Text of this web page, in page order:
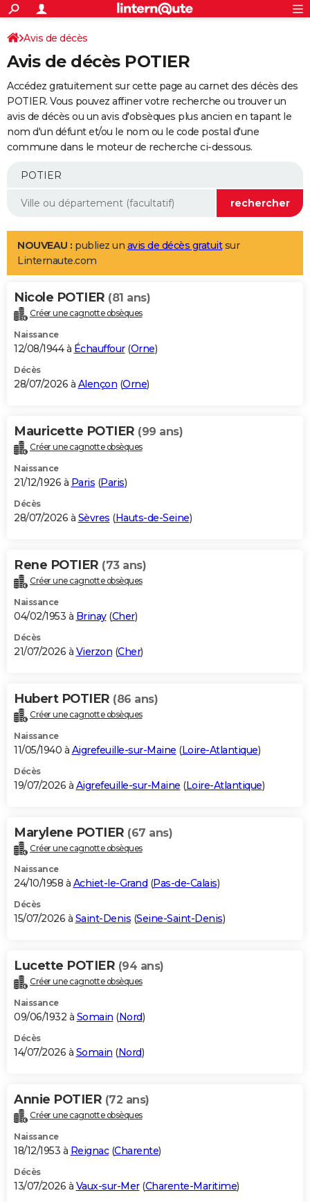
ACTUALITÉS
Politique
Société
Faits Divers
Education
Monde
Villes
+
SPORT
Coupe du monde 2026
Football
Tennis
Cyclisme
Rugby
Forum
Programme TV
TNT
Streaming
Cinéma
Sorties cinéma
Musique
+
FINANCE
Retraite
Epargne
Immobilier
Risques naturels par ville
Banque
Assurance
AUTO
Essais
Réserver un essai
Citadines
Berlines
SUV
Forum auto
+
Mobiles
Meilleur smartphone
Internet
Ordinateurs
Jeux vidéo
Guide high-tech
Aménagement intérieur
LIFESTYLE
Art de vivre
Bien-être
Loisirs
Mode
Modes de vie
Alimentation
Guide de la santé
Maladies
Médicaments
Sommeil
VOYAGE
Destinations
City break
Voyage nature
Voyage de noces
Forum
Climat
+PHOTO
GUIDES D'ACHAT
BONS PLANS
Carte de Noël
Carte Bonne année
Carte Saint-Valentin
Carte Pâques
Carte d'anniversaire
DICTIONNAIRE
Dictionnaire
Biographies
Citations
Expressions
Proverbes
PROGRAMME TV
S'inscrire
Se connecter
Lycées
Collèges
Primaires
Universités
Entreprises
Service militaire
Avis de recherche
AVIS DE DÉCÈS
Bricolage
Lifestyle
Culture
Sport
Auto
Television
Voyage
Cinema
Avis de décès
Avis de décès POTIER
Accédez gratuitement sur cette page au carnet des décès des
POTIER. Vous pouvez affiner votre recherche ou trouver un
avis de décès ou un avis d'obsèques plus ancien en tapant le
nom d'un défunt et/ou le nom ou le code postal d'une
commune dans le moteur de recherche ci-dessous.
NOUVEAU : publiez un avis de décès gratuitsur
Linternaute.com
Nicole POTIER (81 ans)
Créer une cagnotte obsèques
Naissance
12/08/1944 à Échauffour(Orne)
Décès
28/07/2026 à Alençon (Orne)
Mauricette POTIER (99 ans)
Créer une cagnotte obsèques
Naissance
21/12/1926 à Paris (Paris)
Décès
28/07/2026 à Sèvres (Hauts-de-Seine)
Rene POTIER (73 ans)
Créer une cagnotte obsèques
Naissance
04/02/1953 à Brinay(Cher)
Décès
21/07/2026 à Vierzon (Cher)
Hubert POTIER (86 ans)
Créer une cagnotte obsèques
Naissance
11/05/1940 à Aigrefeuille-sur-Maine (Loire-Atlantique)
Décès
19/07/2026 à Aigrefeuille-sur-Maine (Loire-Atlantique)
Marylene POTIER (67 ans)
Créer une cagnotte obsèques
Naissance
24/10/1958 à Achiet-le-Grand (Pas-de-Calais)
Décès
15/07/2026 à Saint-Denis (Seine-Saint-Denis)
Lucette POTIER (94 ans)
Créer une cagnotte obsèques
Naissance
09/06/1932 à Somain (Nord)
Décès
14/07/2026 à Somain (Nord)
Annie POTIER (72 ans)
Créer une cagnotte obsèques
Naissance
18/12/1953 à Reignac(Charente)
Décès
13/07/2026 à Vaux-sur-Mer(Charente-Maritime)